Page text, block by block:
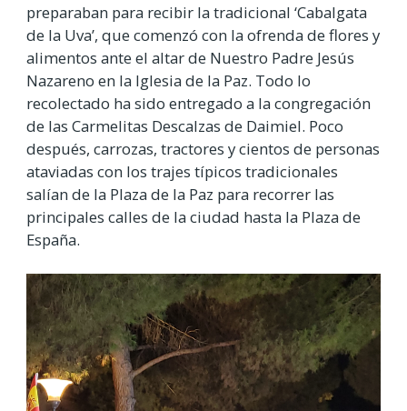
preparaban para recibir la tradicional ‘Cabalgata
de la Uva’, que comenzó con la ofrenda de flores y
alimentos ante el altar de Nuestro Padre Jesús
Nazareno en la Iglesia de la Paz. Todo lo
recolectado ha sido entregado a la congregación
de las Carmelitas Descalzas de Daimiel. Poco
después, carrozas, tractores y cientos de personas
ataviadas con los trajes típicos tradicionales
salían de la Plaza de la Paz para recorrer las
principales calles de la ciudad hasta la Plaza de
España.